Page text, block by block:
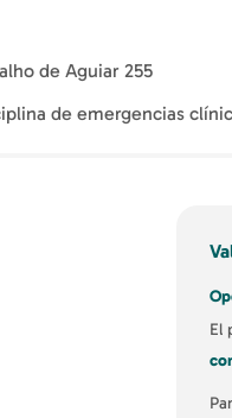
de Aguiar 255
de emergencias
El